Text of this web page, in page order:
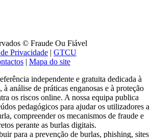
© Fraude Ou Fiável
Privacidade
GTCU
Mapa do site
independente e gratuita dedicada à
análise de práticas enganosas e à proteção
os riscos online. A nossa equipa publica
pedagógicos para ajudar os utilizadores a
compreender os mecanismos de fraude e
perante as burlas digitais.
para a prevenção de burlas, phishing, sites